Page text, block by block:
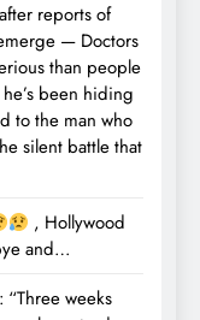
reports of
— Doctors
than people
been hiding
to the man who
silent battle that
, Hollywood
and…
“Three weeks